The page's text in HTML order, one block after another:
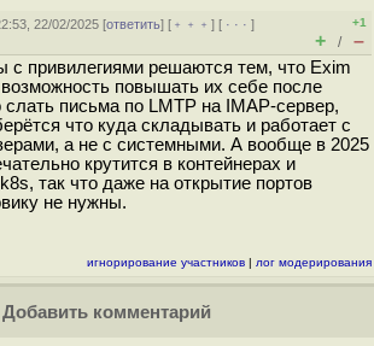
22/02/2025 [ответить] [ ﹢﹢﹢] [ · · ·]
+1
+ / –
с привилегиями решаются тем, что Exim
повышать их себе после
слать письма по LMTP на IMAP-сервер,
что куда складывать и работает с
а не с системными. А вообще в 2025
крутится в контейнерах и
так что даже на открытие портов
не нужны.
игнорирование участников | лог модерирования
Добавить комментарий